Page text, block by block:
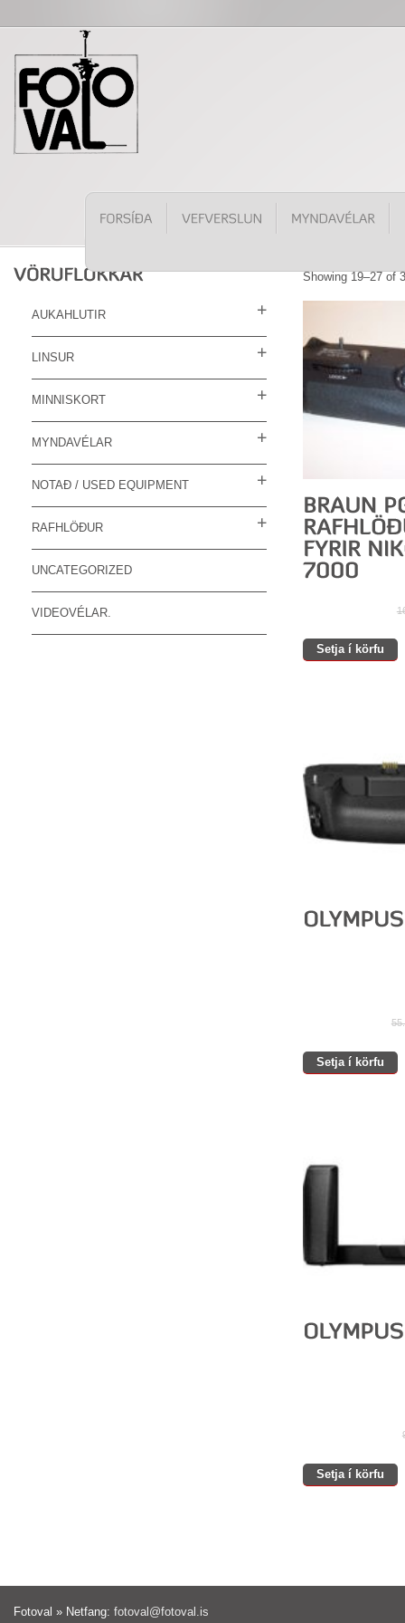
Showing 19–27 of
Setja í körfu
Setja í körfu
Setja í körfu
AUKAHLUTIR
LINSUR
MINNISKORT
MYNDAVÉLAR
NOTAÐ / USED EQUIPMENT
RAFHLÖÐUR
UNCATEGORIZED
VIDEOVÉLAR.
Fotoval » Netfang: fotoval@fotoval.is